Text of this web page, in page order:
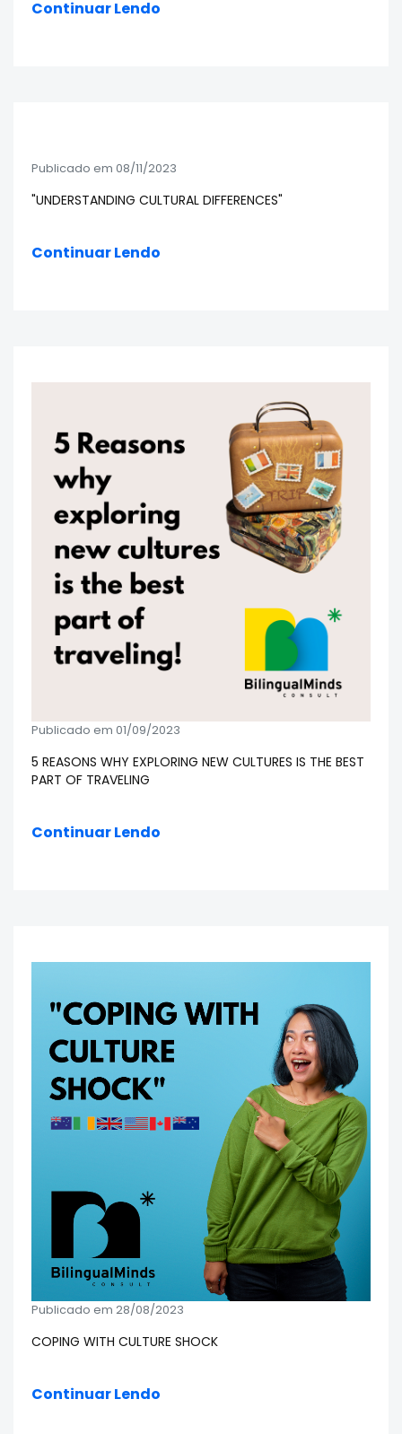
Continuar Lendo
Publicado em 08/11/2023
"UNDERSTANDING CULTURAL DIFFERENCES"
Continuar Lendo
Publicado em 01/09/2023
5 REASONS WHY EXPLORING NEW CULTURES IS THE BEST
PART OF TRAVELING
Continuar Lendo
Publicado em 28/08/2023
COPING WITH CULTURE SHOCK
Continuar Lendo